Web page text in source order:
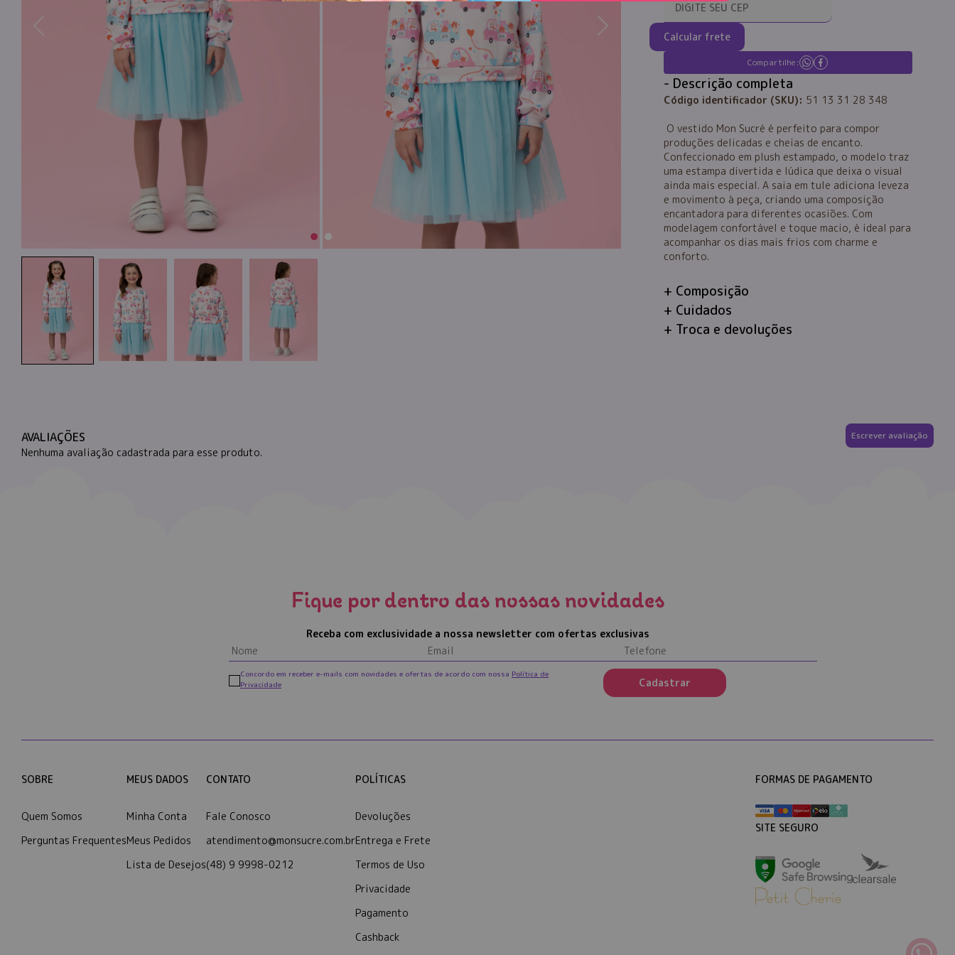
Calcular frete
Compartilhe:
Descrição completa
Código identificador (SKU): 51 13 31 28 348
O vestido Mon Sucré é perfeito para compor
produções delicadas e cheias de encanto.
Confeccionado em plush estampado, o modelo traz
uma estampa divertida e lúdica que deixa o visual
ainda mais especial. A saia em tule adiciona leveza
e movimento à peça, criando uma composição
encantadora para diferentes ocasiões. Com
modelagem confortável e toque macio, é ideal para
acompanhar os dias mais frios com charme e
conforto.
Composição
Cuidados
Troca e devoluções
AVALIAÇÕES Escrever avaliação
Nenhuma avaliação cadastrada para esse produto.
Fique por dentro das nossas novidades
Receba com exclusividade a nossa newsletter com ofertas exclusivas
Cadastrar
Concordo em receber e-mails com novidades e ofertas de acordo com nossa Política de
Privacidade
SOBRE
Quem Somos
Perguntas Frequentes
MEUS DADOS
Minha Conta
Meus Pedidos
Lista de Desejos
CONTATO
Fale Conosco
atendimento@monsucre.com.br
(48) 9 9998-0212
POLÍTICAS
Devoluções
Entrega e Frete
Termos de Uso
Privacidade
Pagamento
Cashback
FORMAS DE PAGAMENTO
SITE SEGURO